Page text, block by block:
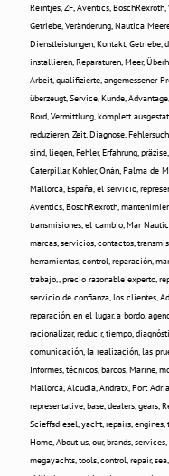
Reintjes, ZF, Aventics,
Getriebe, Veränderung, Nautica
Dienstleistungen, Kontakt, Getriebe,
installieren, Reparaturen, Meer,
Arbeit, qualifizierte, angemessener
überzeugt, Service, Kunde,
Bord, Vermittlung, komplett
reduzieren, Zeit, Diagnose,
sind, liegen, Fehler, Erfahrung,
Caterpillar, Kohler, Onán, Palma de
Mallorca, España, el servicio,
Aventics, BoschRexroth,
transmisiones, el cambio, Mar
marcas, servicios, contactos,
herramientas, control, reparación,
trabajo,, precio razonable experto,
servicio de confianza, los clientes,
reparación, en el lugar, a bordo,
racionalizar, reducir, tiempo,
comunicación, la realización, las
Informes, técnicos, barcos, Marine,
Mallorca, Alcudia, Andratx, Port
representative, base, dealers, gears,
Scieffsdiesel, yacht, repairs,
Home, About us, our, brands,
megayachts, tools, control, repair,